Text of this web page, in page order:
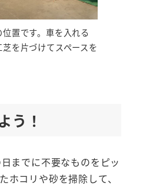
置です。車を入れる
を片づけてスペースを
う！
までに不要なものをピッ
ホコリや砂を掃除して、